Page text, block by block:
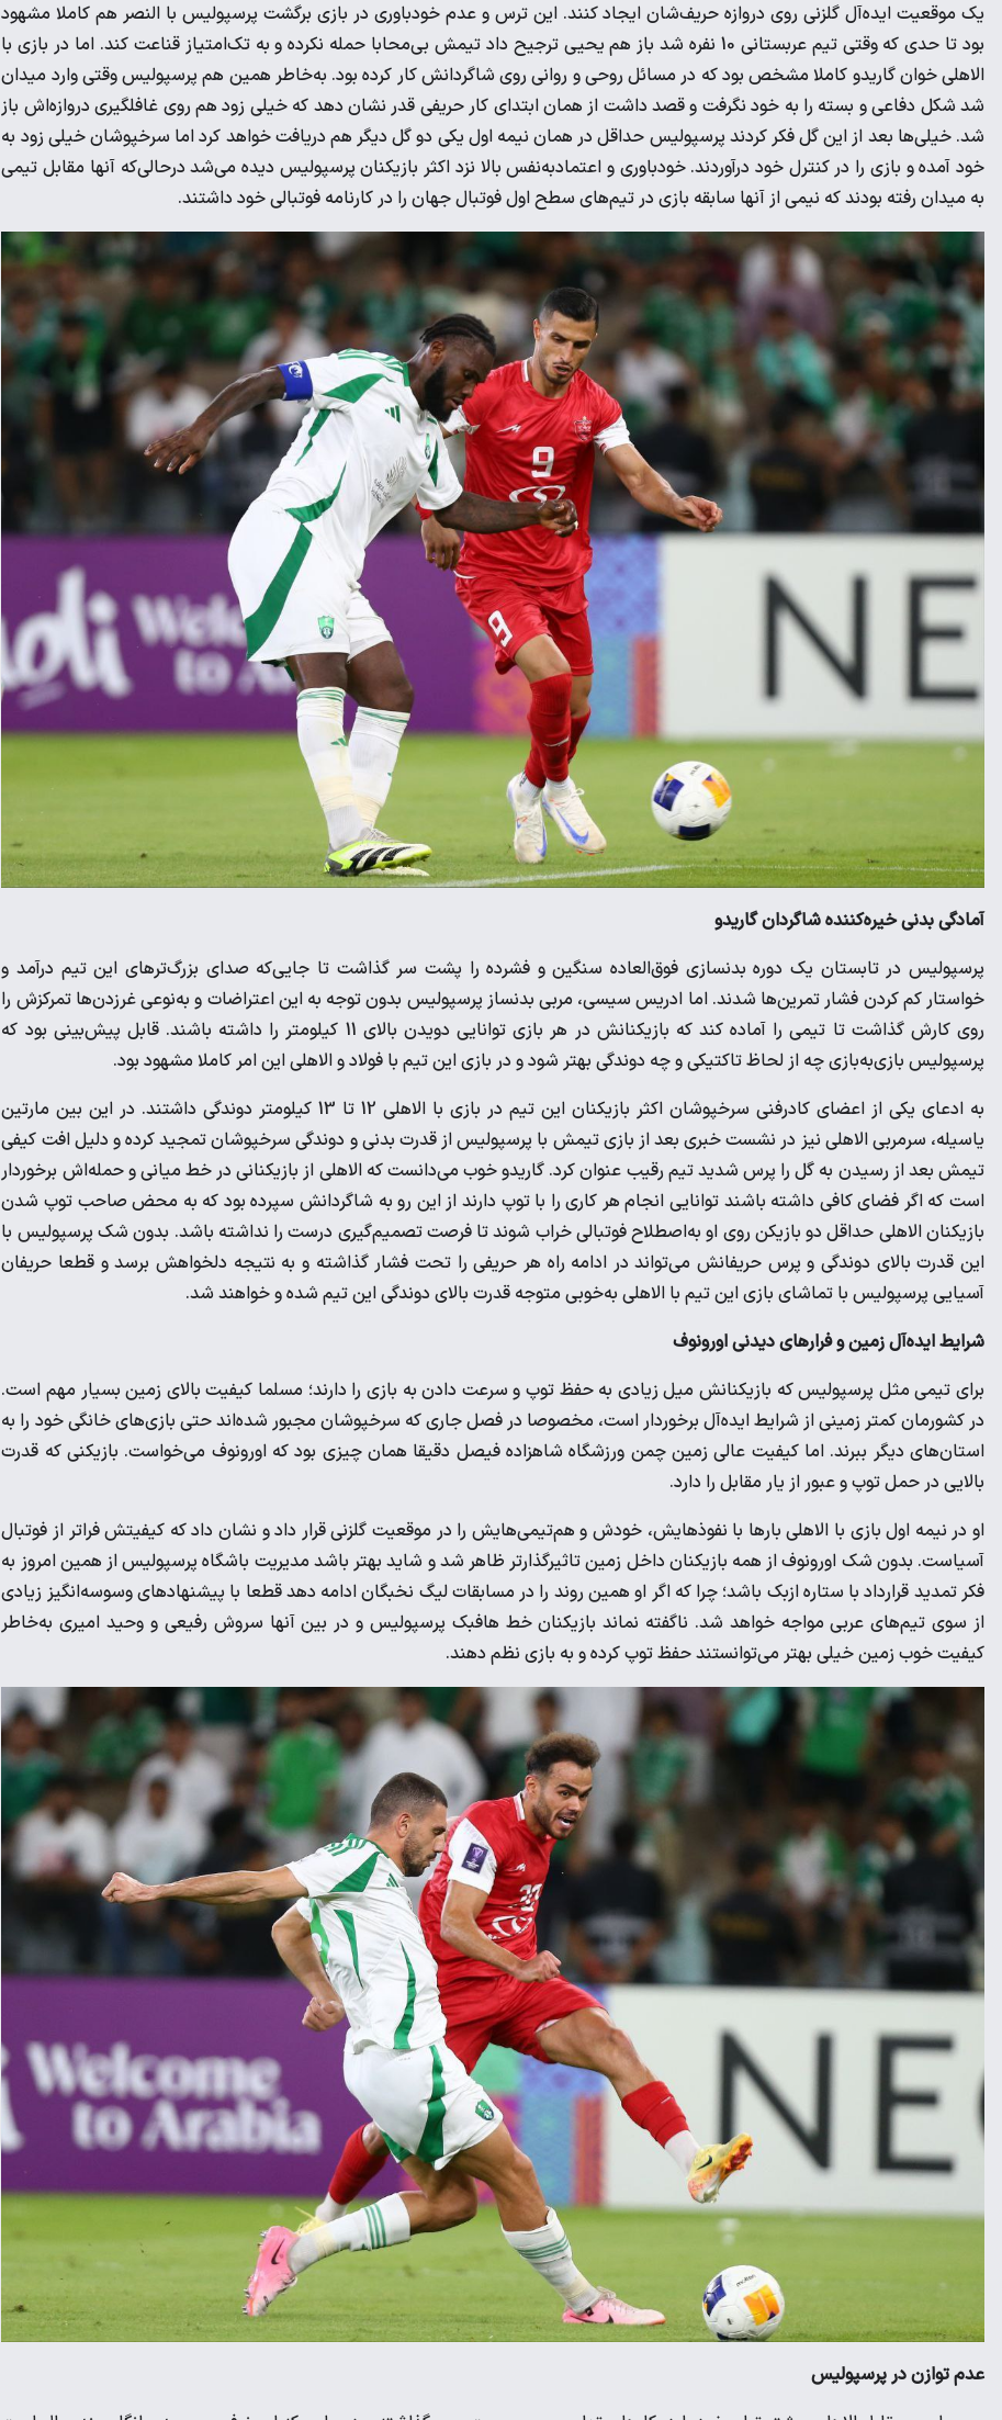
یک موقعیت ایده‌آل گلزنی روی دروازه حریف‌شان ایجاد کنند. این ترس و عدم خودباوری در بازی برگشت پرسپولیس با النصر هم کاملا مشهود
بود تا حدی که وقتی تیم عربستانی 10 نفره شد باز هم یحیی ترجیح داد تیمش بی‌محابا حمله نکرده و به تک‌امتیاز قناعت کند. اما در بازی با
الاهلی خوان گاریدو کاملا مشخص بود که در مسائل روحی و روانی روی شاگردانش کار کرده بود. به‌خاطر همین هم پرسپولیس وقتی وارد میدان
شد شکل دفاعی و بسته را به خود نگرفت و قصد داشت از همان ابتدای کار حریفی قدر نشان دهد که خیلی زود هم روی غافلگیری دروازه‌اش باز
شد. خیلی‌ها بعد از این گل فکر کردند پرسپولیس حداقل در همان نیمه اول یکی دو گل دیگر هم دریافت خواهد کرد اما سرخپوشان خیلی زود به
خود آمده و بازی را در کنترل خود درآوردند. خودباوری و اعتمادبه‌نفس بالا نزد اکثر بازیکنان پرسپولیس دیده می‌شد درحالی‌که آنها مقابل تیمی
به میدان رفته بودند که نیمی از آنها سابقه بازی در تیم‌های سطح اول فوتبال جهان را در کارنامه فوتبالی خود داشتند.
آمادگی بدنی خیره‌کننده شاگردان گاریدو
پرسپولیس در تابستان یک دوره بدنسازی فوق‌العاده سنگین و فشرده را پشت سر گذاشت تا جایی‌که صدای بزرگ‌ترهای این تیم درآمد و
خواستار کم کردن فشار تمرین‌ها شدند. اما ادریس سیسی، مربی بدنساز پرسپولیس بدون توجه به این اعتراضات و به‌نوعی غرزدن‌ها تمرکزش را
روی کارش گذاشت تا تیمی را آماده کند که بازیکنانش در هر بازی توانایی دویدن بالای 11 کیلومتر را داشته باشند. قابل پیش‌بینی بود که
پرسپولیس بازی‌به‌بازی چه از لحاظ تاکتیکی و چه دوندگی بهتر شود و در بازی این تیم با فولاد و الاهلی این امر کاملا مشهود بود.
به ادعای یکی از اعضای کادرفنی سرخپوشان اکثر بازیکنان این تیم در بازی با الاهلی 12 تا 13 کیلومتر دوندگی داشتند. در این بین مارتین
یاسیله، سرمربی الاهلی نیز در نشست خبری بعد از بازی تیمش با پرسپولیس از قدرت بدنی و دوندگی سرخپوشان تمجید کرده و دلیل افت کیفی
تیمش بعد از رسیدن به گل را پرس شدید تیم رقیب عنوان کرد. گاریدو خوب می‌دانست که الاهلی از بازیکنانی در خط میانی و حمله‌اش برخوردار
است که اگر فضای کافی داشته باشند توانایی انجام هر کاری را با توپ دارند از این رو به شاگردانش سپرده بود که به محض صاحب توپ شدن
بازیکنان الاهلی حداقل دو بازیکن روی او به‌اصطلاح فوتبالی خراب شوند تا فرصت تصمیم‌گیری درست را نداشته باشد. بدون شک پرسپولیس با
این قدرت بالای دوندگی و پرس حریفانش می‌تواند در ادامه راه هر حریفی را تحت فشار گذاشته و به نتیجه دلخواهش برسد و قطعا حریفان
آسیایی پرسپولیس با تماشای بازی این تیم با الاهلی به‌خوبی متوجه قدرت بالای دوندگی این تیم شده و خواهند شد.
شرایط ایده‌آل زمین و فرارهای دیدنی اورونوف
برای تیمی مثل پرسپولیس که بازیکنانش میل زیادی به حفظ توپ و سرعت دادن به بازی را دارند؛ مسلما کیفیت بالای زمین بسیار مهم است.
در کشورمان کمتر زمینی از شرایط ایده‌آل برخوردار است، مخصوصا در فصل جاری که سرخپوشان مجبور شده‌اند حتی بازی‌های خانگی خود را به
استان‌های دیگر ببرند. اما کیفیت عالی زمین چمن ورزشگاه شاهزاده فیصل دقیقا همان چیزی بود که اورونوف می‌خواست. بازیکنی که قدرت
بالایی در حمل توپ و عبور از یار مقابل را دارد.
او در نیمه اول بازی با الاهلی بارها با نفوذهایش، خودش و هم‌تیمی‌هایش را در موقعیت گلزنی قرار داد و نشان داد که کیفیتش فراتر از فوتبال
آسیاست. بدون شک اورونوف از همه بازیکنان داخل زمین تاثیرگذارتر ظاهر شد و شاید بهتر باشد مدیریت باشگاه پرسپولیس از همین امروز به
فکر تمدید قرارداد با ستاره ازبک باشد؛ چرا که اگر او همین روند را در مسابقات لیگ نخبگان ادامه دهد قطعا با پیشنهادهای وسوسه‌انگیز زیادی
از سوی تیم‌های عربی مواجه خواهد شد. ناگفته نماند بازیکنان خط هافبک پرسپولیس و در بین آنها سروش رفیعی و وحید امیری به‌خاطر
کیفیت خوب زمین خیلی بهتر می‌توانستند حفظ توپ کرده و به بازی نظم دهند.
عدم توازن در پرسپولیس